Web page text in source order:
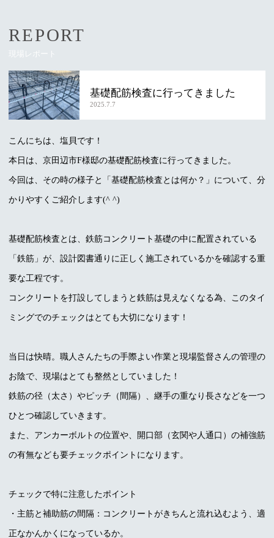
REPORT
現場レポート
基礎配筋検査に行ってきました
2025.7.7
こんにちは、塩貝です！
本日は、京田辺市F様邸の基礎配筋検査に行ってきました。
今回は、その時の様子と「基礎配筋検査とは何か？」について、分
かりやすくご紹介します(^ ^)
基礎配筋検査とは、鉄筋コンクリート基礎の中に配置されている
「鉄筋」が、設計図書通りに正しく施工されているかを確認する重
要な工程です。
コンクリートを打設してしまうと鉄筋は見えなくなる為、このタイ
ミングでのチェックはとても大切になります！
当日は快晴。職人さんたちの手際よい作業と現場監督さんの管理の
お陰で、現場はとても整然としていました！
鉄筋の径（太さ）やピッチ（間隔）、継手の重なり長さなどを一つ
ひとつ確認していきます。
また、アンカーボルトの位置や、開口部（玄関や人通口）の補強筋
の有無なども要チェックポイントになります。
チェックで特に注意したポイント
・主筋と補助筋の間隔：コンクリートがきちんと流れ込むよう、適
正なかんかくになっているか。